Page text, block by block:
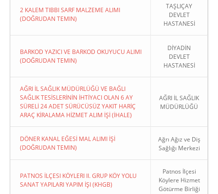
2 KALEM TIBBI SARF MALZEME ALIMI
(DOĞRUDAN TEMIN)
TAŞLIÇAY
DEVLET
HASTANESİ
BARKOD YAZICI VE BARKOD OKUYUCU ALIMI
(DOĞRUDAN TEMIN)
DİYADİN
DEVLET
HASTANESİ
AĞRI İL SAĞLIK MÜDÜRLÜĞÜ VE BAĞLI
SAĞLIK TESİSLERİNİN İHTİYACI OLAN 6 AY
SÜRELİ 24 ADET SÜRÜCÜSÜZ YAKIT HARİÇ
ARAÇ KİRALAMA HİZMET ALIM İŞİ (İHALE)
AĞRI İL SAĞLIK
MÜDÜRLÜĞÜ
DÖNER KANAL EĞESİ MAL ALIMI İŞİ
(DOĞRUDAN TEMIN)
Ağrı Ağız ve Diş
Sağlığı Merkezi
PATNOS İLÇESI KÖYLERI II. GRUP KÖY YOLU
SANAT YAPILARI YAPIM İŞI (KHGB)
Patnos İlçesi
Köylere Hizmet
Götürme Birliği